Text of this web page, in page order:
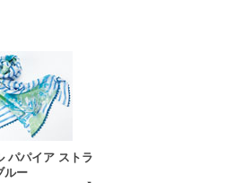
パパイア ストラ
ルー